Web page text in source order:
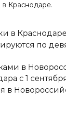
Краснодаре.
в Краснодаре
по
в
с 1
в